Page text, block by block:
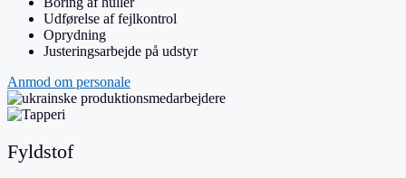
Udførelse af fejlkontrol
Oprydning
Justeringsarbejde på udstyr
Anmod om personale
Fyldstof